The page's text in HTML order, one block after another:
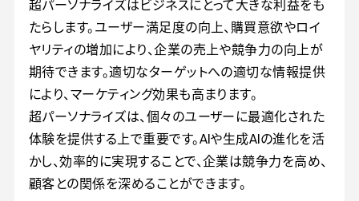
超パーソナライズはビジネスにとって大きな利益をも
たらします。ユーザー満足度の向上、購買意欲やロイ
ヤリティの増加により、企業の売上や競争力の向上が
期待できます。適切なターゲットへの適切な情報提供
により、マーケティング効果も高まります。
超パーソナライズは、個々のユーザーに最適化された
体験を提供する上で重要です。AIや生成AIの進化を活
かし、効率的に実現することで、企業は競争力を高め、
顧客との関係を深めることができます。